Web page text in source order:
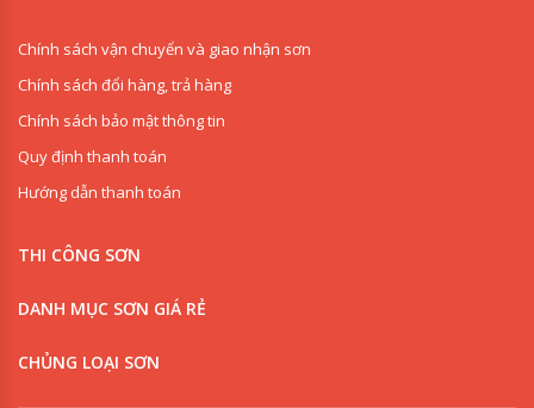
Chính sách vận chuyển và giao nhận sơn
Chính sách đổi hàng, trả hàng
Chính sách bảo mật thông tin
Quy định thanh toán
Hướng dẫn thanh toán
THI CÔNG SƠN
DANH MỤC SƠN GIÁ RẺ
CHỦNG LOẠI SƠN